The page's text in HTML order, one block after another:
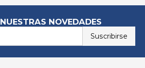
NOVEDADES
Suscribirse